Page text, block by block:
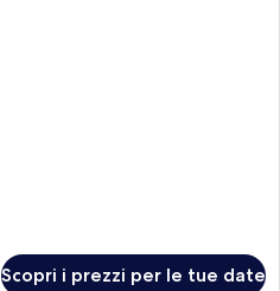
Scopri i prezzi per le tue date